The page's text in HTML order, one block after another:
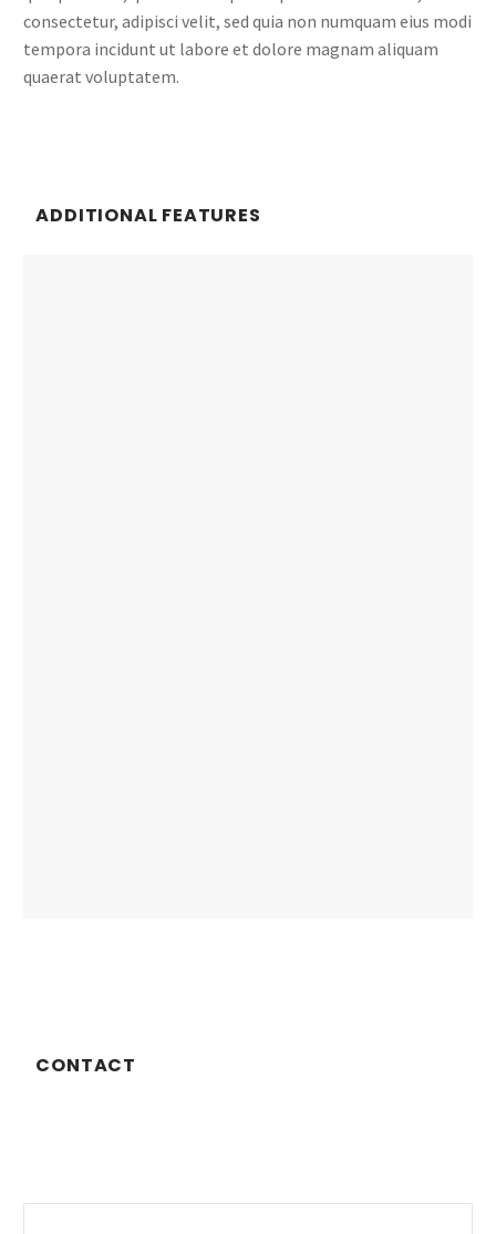
consectetur, adipisci velit, sed quia non numquam eius modi
tempora incidunt ut labore et dolore magnam aliquam
quaerat voluptatem.
ADDITIONAL FEATURES
CONTACT